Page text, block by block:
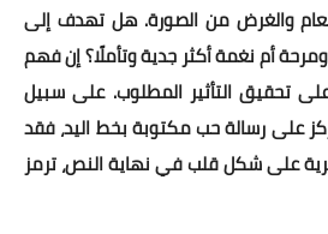
والغرض من الصورة. هل تهدف إلى
أم نغمة أكثر جدية وتأملًا؟ إن فهم
تحقيق التأثير المطلوب. على سبيل
على رسالة حب مكتوبة بخط اليد، فقد
على شكل قلب في نهاية النص، ترمز